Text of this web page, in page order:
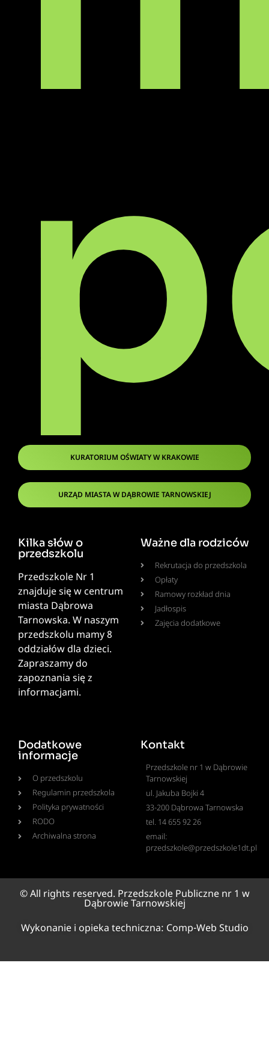
KURATORIUM OŚWIATY W KRAKOWIE
URZĄD MIASTA W DĄBROWIE TARNOWSKIEJ
Kilka słów o
przedszkolu
Przedszkole Nr 1
znajduje się w centrum
miasta Dąbrowa
Tarnowska. W naszym
przedszkolu mamy 8
oddziałów dla dzieci.
Zapraszamy do
zapoznania się z
informacjami.
Ważne dla rodziców
Rekrutacja do przedszkola
Opłaty
Ramowy rozkład dnia
Jadłospis
Zajęcia dodatkowe
Dodatkowe
informacje
O przedszkolu
Regulamin przedszkola
Polityka prywatności
RODO
Archiwalna strona
Kontakt
Przedszkole nr 1 w Dąbrowie
Tarnowskiej
ul. Jakuba Bojki 4
33-200 Dąbrowa Tarnowska
tel. 14 655 92 26
email:
przedszkole@przedszkole1dt.pl
© All rights reserved. Przedszkole Publiczne nr 1 w
Dąbrowie Tarnowskiej
Wykonanie i opieka techniczna: Comp-Web Studio